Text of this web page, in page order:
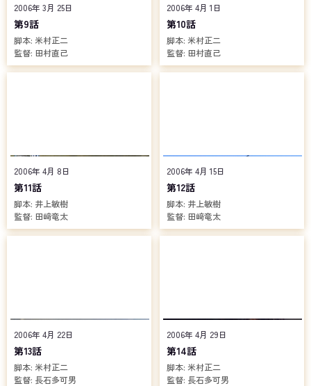
2006年 3月 25日
第9話
脚本: 米村正二
監督: 田村直己
2006年 4月 1日
第10話
脚本: 米村正二
監督: 田村直己
2006年 4月 8日
第11話
脚本: 井上敏樹
監督: 田﨑竜太
2006年 4月 15日
第12話
脚本: 井上敏樹
監督: 田﨑竜太
2006年 4月 22日
第13話
脚本: 米村正二
監督: 長石多可男
2006年 4月 29日
第14話
脚本: 米村正二
監督: 長石多可男